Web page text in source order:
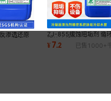
渗透还原
理设备净
ZJ-855缓蚀阻垢剂 循
锅炉冷却塔中央空调反
RO膜阻垢剂
¥7.2 已售 1000+